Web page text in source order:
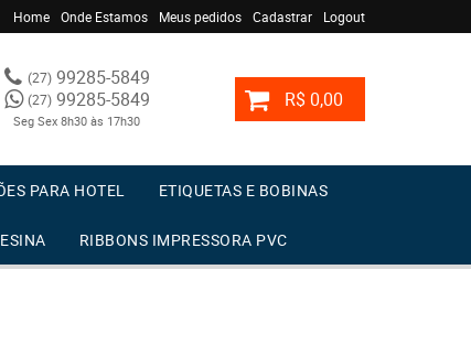
Home Onde Estamos Meus pedidos Cadastrar Logout
(27) 99285-5849
(27) 99285-5849
Seg Sex 8h30 às 17h30
R$ 0,00
PARA HOTEL ETIQUETAS E BOBINAS
RIBBONS IMPRESSORA PVC